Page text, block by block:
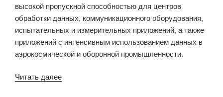
высокой пропускной способностью для центров
обработки данных, коммуникационного оборудования,
испытательных и измерительных приложений, а также
приложений с интенсивным использованием данных в
аэрокосмической и оборонной промышленности.
Читать далее«Семейство